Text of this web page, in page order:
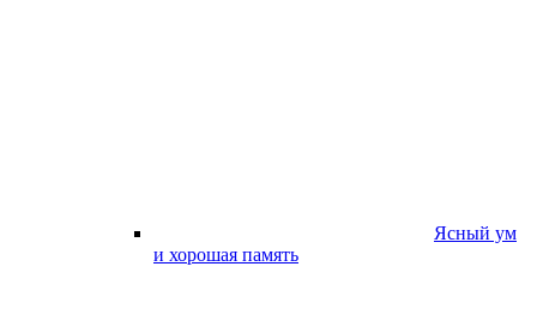
Ясный ум
и хорошая память